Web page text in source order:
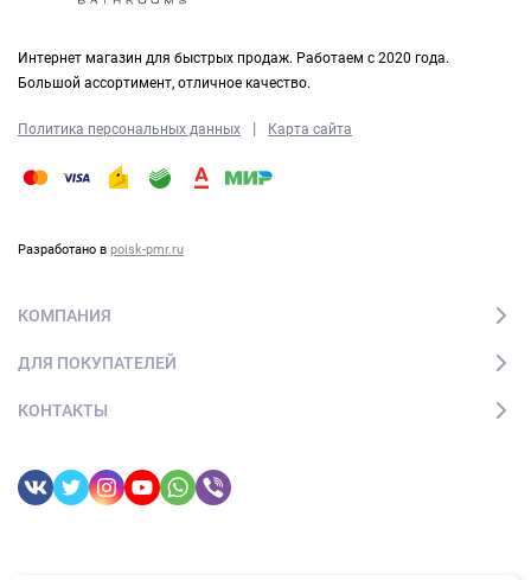
Интернет магазин для быстрых продаж. Работаем с 2020 года.
Большой ассортимент, отличное качество.
Политика персональных данных | Карта сайта
Разработано в poisk-pmr.ru
КОМПАНИЯ
ДЛЯ ПОКУПАТЕЛЕЙ
КОНТАКТЫ